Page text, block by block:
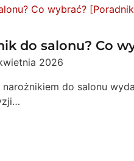
do salonu? Co
2026
do salonu